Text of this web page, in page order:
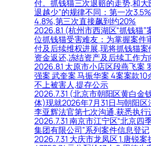
付。抓钱猫三次退赔的走势,和大
退越少”的规律不同：第一次
4.8%,第三次直接飙到约20%
2026.8.1 (杭州市西湖区“抓钱猫”
位抓钱猫受害难友：为掌握案件
付及后续维权进展,现将抓钱猫案
资金返还,冻结资产及后续工作方
2026.8.1 太原市小店区段燕飞案
强案 武奎案 马振华案 4案案款10
不上被害人,提存公示
2026.7.31 (北京市朝阳区黄白金
体)现就2026年7月31日与朝阳区
李亚辉法官第七次沟通,获悉执行
2026.7.31 南京市江宁区“北京四
集团有限公司”系列案件信息登记
2026.7.31 大庆市龙凤区 1.唐锐案